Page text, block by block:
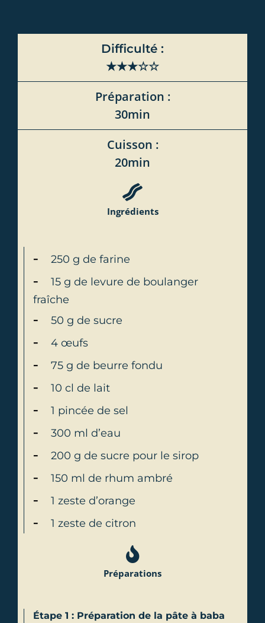
Difficulté :
★★★☆☆
Préparation :
30min
Cuisson :
20min
Ingrédients
250 g de farine
15 g de levure de boulanger
fraîche
50 g de sucre
4 œufs
75 g de beurre fondu
10 cl de lait
1 pincée de sel
300 ml d’eau
200 g de sucre pour le sirop
150 ml de rhum ambré
1 zeste d’orange
1 zeste de citron
Préparations
Étape 1 : Préparation de la pâte à baba